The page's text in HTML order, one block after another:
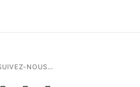
NOUS…